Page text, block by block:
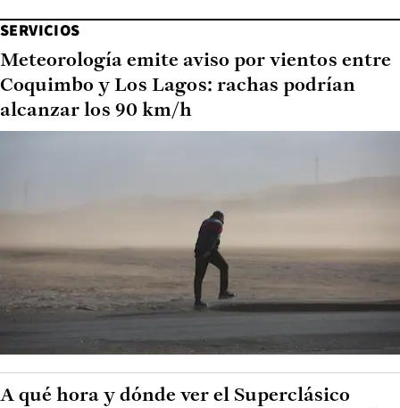
SERVICIOS
Meteorología emite aviso por vientos entre
Coquimbo y Los Lagos: rachas podrían
alcanzar los 90 km/h
A qué hora y dónde ver el Superclásico